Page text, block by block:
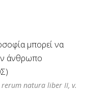
μπορεί να
άνθρωπο
rerum natura liber II, v.